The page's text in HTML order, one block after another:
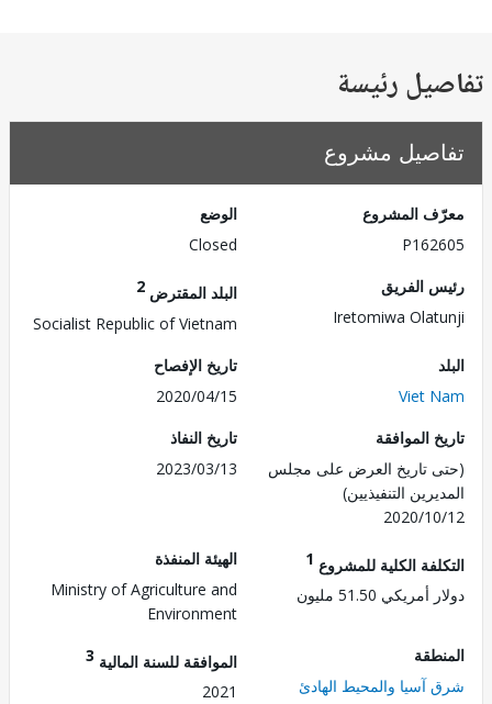
رئيسة
مشروع
المشروع
الفريق
Iretomiwa
البلد المقترض
Socialist Republic of Vietnam
Viet
تاريخ الإفصاح
2020/04/15
الموافقة
تاريخ العرض على مجلس
التنفيذيين)
2020/
تاريخ النفاذ
2023/03/13
الكلية للمشروع1
51.50 مليون
الهيئة المنفذة
Ministry of Agriculture and
Environment
والمحيط الهادئ
الموافقة للسنة المالية3